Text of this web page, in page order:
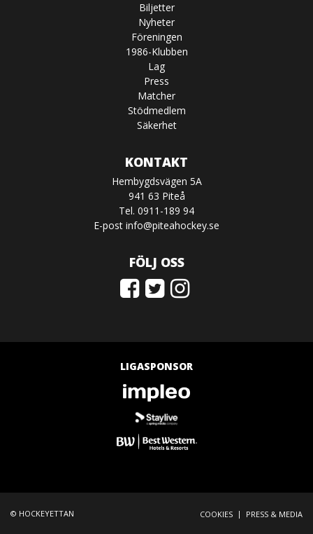
Biljetter
Nyheter
Föreningen
1986-Klubben
Lag
Press
Matcher
Stödmedlem
Säkerhet
KONTAKT
Hembygdsvägen 5A
941 63 Piteå
Tel. 0911-189 94
E-post info@piteahockey.se
FÖLJ OSS
LIGASPONSOR
© HOCKEYETTAN COOKIES | PRESS & MEDIA